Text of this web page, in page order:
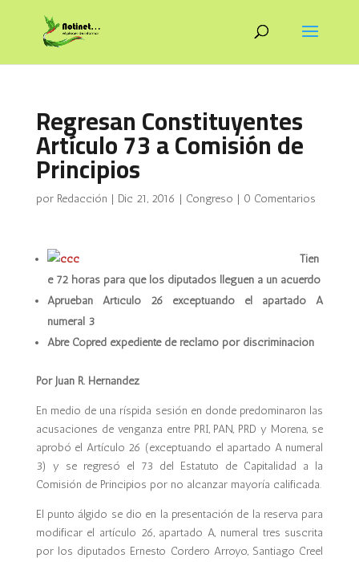
Regresan Constituyentes
Artículo 73 a Comisión de
Principios
por Redacción | Dic 21, 2016 | Congreso | 0 Comentarios
Tien
e 72 horas para que los diputados lleguen a un acuerdo
Aprueban Artículo 26 exceptuando el apartado A
numeral 3
Abre Copred expediente de reclamo por discriminación
Por Juan R. Hernández
En medio de una ríspida sesión en donde predominaron las
acusaciones de venganza entre PRI, PAN, PRD y Morena, se
aprobó el Artículo 26 (exceptuando el apartado A numeral
3) y se regresó el 73 del Estatuto de Capitalidad a la
Comisión de Principios por no alcanzar mayoría calificada.
El punto álgido se dio en la presentación de la reserva para
modificar el artículo 26, apartado A, numeral tres suscrita
por los diputados Ernesto Cordero Arroyo, Santiago Creel